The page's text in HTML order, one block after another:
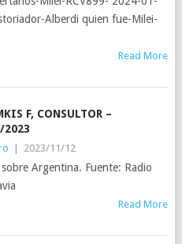
Alberdi quien fue-Milei-
Read More
F, CONSULTOR –
2023
| 2023/11/12
Argentina. Fuente: Radio
Read More